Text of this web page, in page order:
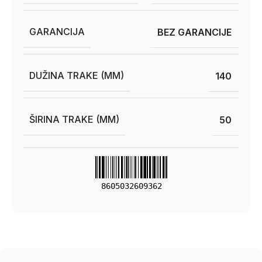
GARANCIJA BEZ GARANCIJE
DUŽINA TRAKE (MM) 140
ŠIRINA TRAKE (MM) 50
8605032609362